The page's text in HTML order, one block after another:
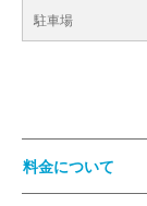
駐車場
料金について